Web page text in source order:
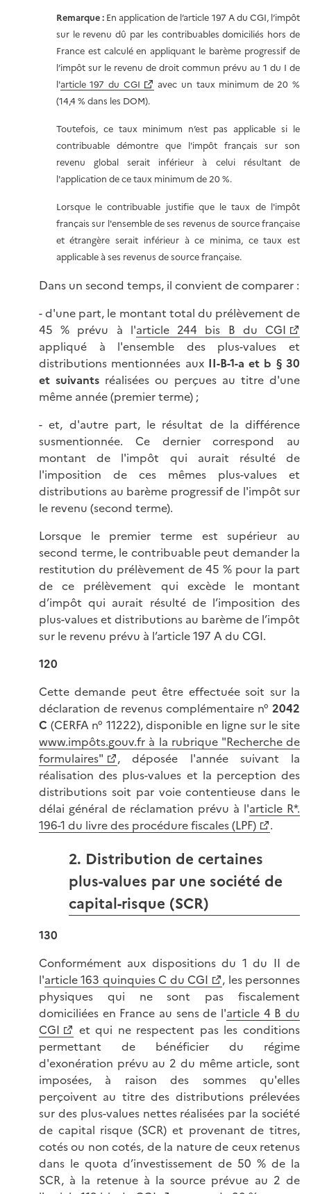
Remarque : En application de l’article 197 A du CGI, l’impôt
sur le revenu dû par les contribuables domiciliés hors de
France est calculé en appliquant le barème progressif de
l’impôt sur le revenu de droit commun prévu au 1 du I de
l'article 197 du CGI
avec un taux minimum de 20 %
(14,4 % dans les DOM).
Toutefois, ce taux minimum n’est pas applicable si le
contribuable démontre que l'impôt français sur son
revenu global serait inférieur à celui résultant de
l'application de ce taux minimum de 20 %.
Lorsque le contribuable justifie que le taux de l'impôt
français sur l'ensemble de ses revenus de source française
et étrangère serait inférieur à ce minima, ce taux est
applicable à ses revenus de source française.
Dans un second temps, il convient de comparer :
- d'une part, le montant total du prélèvement de
45 % prévu à l'article 244 bis B du CGI
appliqué à l'ensemble des plus-values et
distributions mentionnées aux II-B-1-a et b § 30
et suivants réalisées ou perçues au titre d'une
même année (premier terme) ;
- et, d'autre part, le résultat de la différence
susmentionnée. Ce dernier correspond au
montant de l'impôt qui aurait résulté de
l'imposition de ces mêmes plus-values et
distributions au barème progressif de l'impôt sur
le revenu (second terme).
Lorsque le premier terme est supérieur au
second terme, le contribuable peut demander la
restitution du prélèvement de 45 % pour la part
de ce prélèvement qui excède le montant
d’impôt qui aurait résulté de l’imposition des
plus-values et distributions au barème de l’impôt
sur le revenu prévu à l’article 197 A du CGI.
120
Cette demande peut être effectuée soit sur la
déclaration de revenus complémentaire n° 2042
C (CERFA n° 11222), disponible en ligne sur le site
www.impôts.gouv.fr à la rubrique "Recherche de
formulaires"
, déposée l'année suivant la
réalisation des plus-values et la perception des
distributions soit par voie contentieuse dans le
délai général de réclamation prévu à l'article R*.
196-1 du livre des procédure fiscales (LPF)
.
2. Distribution de certaines
plus-values par une société de
capital-risque (SCR)
130
Conformément aux dispositions du 1 du II de
l'article 163 quinquies C du CGI
, les personnes
physiques qui ne sont pas fiscalement
domiciliées en France au sens de l'article 4 B du
CGI
et qui ne respectent pas les conditions
permettant de bénéficier du régime
d'exonération prévu au 2 du même article, sont
imposées, à raison des sommes qu'elles
perçoivent au titre des distributions prélevées
sur des plus-values nettes réalisées par la société
de capital risque (SCR) et provenant de titres,
cotés ou non cotés, de la nature de ceux retenus
dans le quota d’investissement de 50 % de la
SCR, à la retenue à la source prévue au 2 de